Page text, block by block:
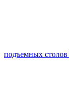
подъемных столов